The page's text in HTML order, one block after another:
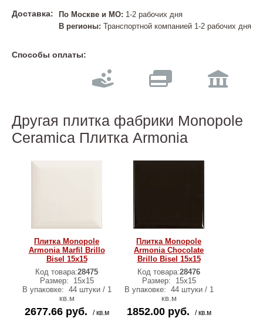
Доставка: По Москве и МО: 1-2 рабочих дня
В регионы: Транспортной компанией 1-2 рабочих дня
Способы оплаты:
Другая плитка фабрики Monopole
Ceramica Плитка Armonia
Плитка Monopole
Armonia Marfil Brillo
Bisel 15х15
Код товара:28475
Размер:
15х15
В упаковке: 44 штуки / 1
кв.м
2677.66 руб. / кв.м
Плитка Monopole
Armonia Chocolate
Brillo Bisel 15х15
Код товара:28476
Размер:
15х15
В упаковке: 44 штуки / 1
кв.м
1852.00 руб. / кв.м